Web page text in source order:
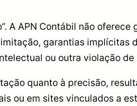
A APN Contábil não
garantias implícitas
ou outra violação de
quanto à precisão,
ou em sites vinculados a